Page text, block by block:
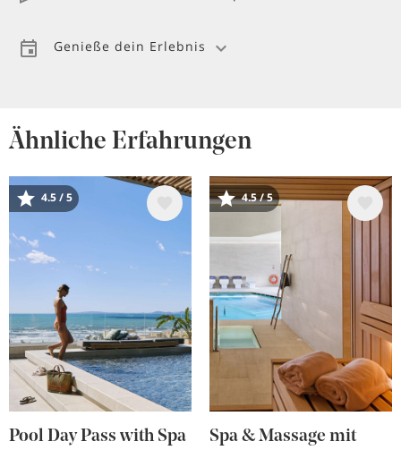
Genieße dein Erlebnis
Ähnliche Erfahrungen
Bild4.5 / 5
Pool Day Pass with Spa
Bild4.5 / 5
Spa & Massage mit